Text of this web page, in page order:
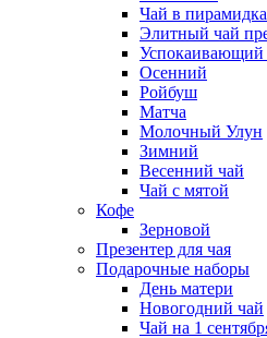
Чай в
Элитный чай
Успокаивающий
Осенний
Ройбуш
Матча
Молочный Улун
Зимний
Весенний чай
Чай с мятой
Кофе
Зерновой
Презентер для чая
Подарочные наборы
День матери
Новогодний чай
Чай на 1